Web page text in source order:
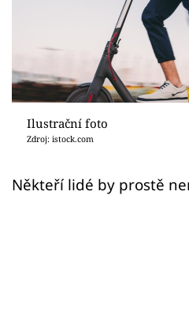
Sledujte prima+
Přihlášení
Sledujte nás
Ilustrační foto
Zdroj: istock.com
Někteří lidé by prostě